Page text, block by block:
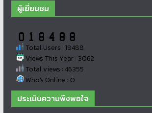
ผู้เยี่ยมชม
Total Users : 18488
Views This Year : 3062
Total views : 46355
Who's Online : 0
ประเมินความพึงพอใจ